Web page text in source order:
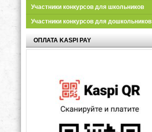
Участники конкурсов для школьников
Участники конкурсов для дошкольников
ОПЛАТА KASPI PAY